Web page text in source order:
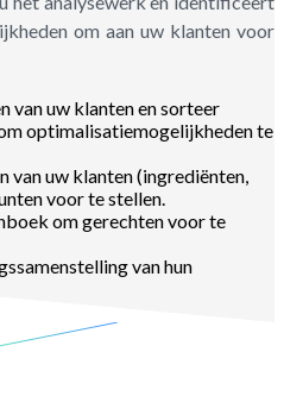
om aan uw klanten voor
van uw klanten en sorteer
optimalisatiemogelijkheden te
van uw klanten (ingrediënten,
voor te stellen.
om gerechten voor te
van hun